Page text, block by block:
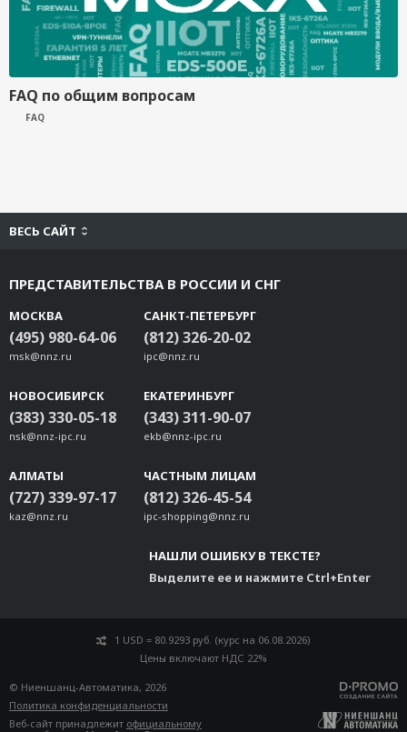
FAQ по общим вопросам
FAQ
ВЕСЬ САЙТ
ПРЕДСТАВИТЕЛЬСТВА В РОССИИ И СНГ
МОСКВА
(495) 980-64-06
msk@nnz.ru
САНКТ-ПЕТЕРБУРГ
(812) 326-20-02
ipc@nnz.ru
НОВОСИБИРСК
(383) 330-05-18
nsk@nnz-ipc.ru
ЕКАТЕРИНБУРГ
(343) 311-90-07
ekb@nnz-ipc.ru
АЛМАТЫ
(727) 339-97-17
kaz@nnz.ru
ЧАСТНЫМ ЛИЦАМ
(812) 326-45-54
ipc-shopping@nnz.ru
НАШЛИ ОШИБКУ В ТЕКСТЕ?
Выделите ее и нажмите Ctrl+Enter
1 USD = 80.9293 руб. (курс на 06.08.2026)
Цены включают НДС 22%
© Ниеншанц-Автоматика, 2026
Политика конфиденциальности
Веб-сайт принадлежит официальному